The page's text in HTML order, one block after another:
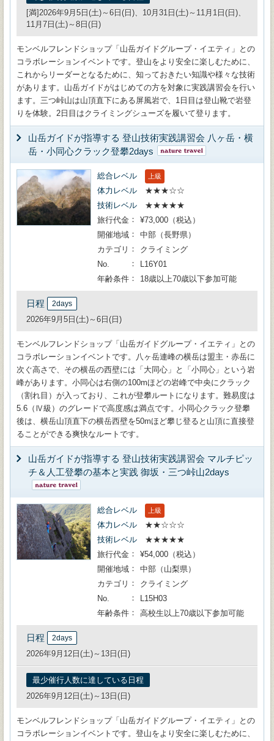
[満]2026年9月5日(土)～6日(日)、10月31日(土)～11月1日(日)、
11月7日(土)～8日(日)
モンベルフレンドショップ「山岳ガイドグループ・イエティ」との
コラボレーションイベントです。登山をより安全に楽しむために、
これからリーダーとなるために、知っておきたい知識や様々な技術
があります。山岳ガイドがはじめての方を対象に実践講習会を行い
ます。三つ峠山は山頂直下にある屏風岩で、1日目は登山靴で岩登
りを体験。2日目はクライミングシューズを履いて登ります。
山岳ガイドが指導する 登山技術実践講習会 八ヶ岳・横
岳・小同心クラック登攀2days
総合レベル 上級
体力レベル
★★★☆☆
技術レベル
★★★★★
旅行代金
¥73,000（税込）
開催地域
中部（長野県）
カテゴリ
クライミング
No.
L16Y01
年齢条件
18歳以上70歳以下参加可能
日程 2days
2026年9月5日(土)～6日(日)
モンベルフレンドショップ「山岳ガイドグループ・イエティ」との
コラボレーションイベントです。八ヶ岳連峰の横岳は盟主・赤岳に
次ぐ高さで、その横岳の西壁には「大同心」と「小同心」という岩
峰があります。小同心は右側の100mほどの岩峰で中央にクラック
（割れ目）が入っており、これが登攀ルートになります。難易度は
5.6（Ⅳ級）のグレードで高度感は満点です。小同心クラック登攀
後は、横岳山頂直下の横岳西壁を50mほど攀じ登ると山頂に直接登
ることができる爽快なルートです。
山岳ガイドが指導する 登山技術実践講習会 マルチピッ
チ＆人工登攀の基本と実践 御坂・三つ峠山2days
総合レベル 上級
体力レベル
★★☆☆☆
技術レベル
★★★★★
旅行代金
¥54,000（税込）
開催地域
中部（山梨県）
カテゴリ
クライミング
No.
L15H03
年齢条件
高校生以上70歳以下参加可能
日程 2days
2026年9月12日(土)～13日(日)
最少催行人数に達している日程
2026年9月12日(土)～13日(日)
モンベルフレンドショップ「山岳ガイドグループ・イエティ」との
コラボレーションイベントです。登山をより安全に楽しむために、